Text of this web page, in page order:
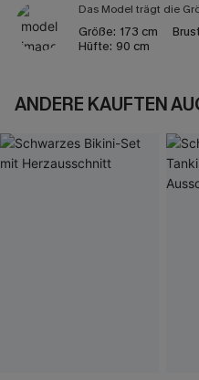
Das Model trägt die
Größe: 173 cm
Hüfte: 90 cm
ANDERE KAUFTEN